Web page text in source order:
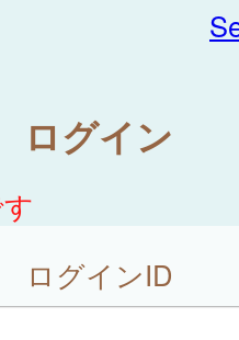
ログイン
ログインID